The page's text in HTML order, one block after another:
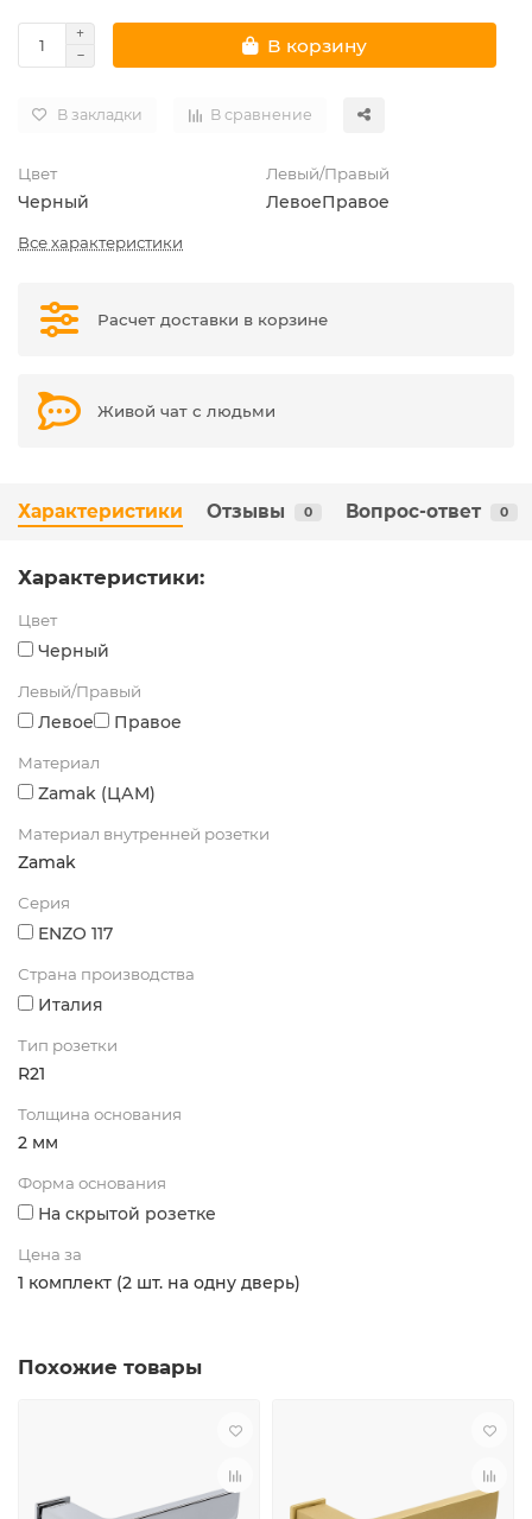
В корзину
В закладки В сравнение
Цвет
Черный
Левый/Правый
ЛевоеПравое
Все характеристики
Расчет доставки в корзине
Живой чат с людьми
Характеристики Отзывы 0 Вопрос-ответ 0
Характеристики:
Цвет
Черный
Левый/Правый
Левое Правое
Материал
Zamak (ЦАМ)
Материал внутренней розетки
Zamak
Серия
ENZO 117
Страна производства
Италия
Тип розетки
R21
Толщина основания
2 мм
Форма основания
На скрытой розетке
Цена за
1 комплект (2 шт. на одну дверь)
Похожие товары